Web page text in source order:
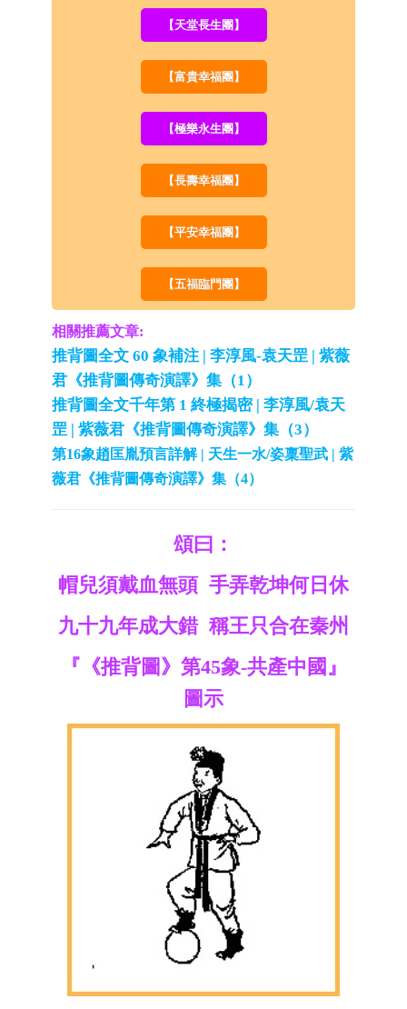
【天堂長生團】
【富貴幸福團】
【極樂永生團】
【長壽幸福團】
【平安幸福團】
【五福臨門團】
相關推薦文章:
推背圖全文 60 象補注 | 李淳風-袁天罡 | 紫薇
君《推背圖傳奇演譯》集（1）
推背圖全文千年第 1 終極揭密 | 李淳風/袁天
罡 | 紫薇君《推背圖傳奇演譯》集（3）
第16象趙匡胤預言詳解 | 天生一水/姿稟聖武 | 紫
薇君《推背圖傳奇演譯》集（4）
頌曰：
帽兒須戴血無頭 手弄乾坤何日休
九十九年成大錯 稱王只合在秦州
『《推背圖》第45象-共產中國』
圖示